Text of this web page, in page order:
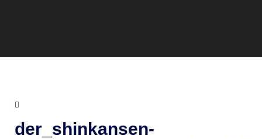
der_shinkansen-